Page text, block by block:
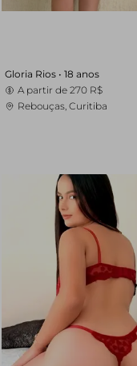
Gloria Rios • 18 anos
A partir de 270 R$
Rebouças, Curitiba